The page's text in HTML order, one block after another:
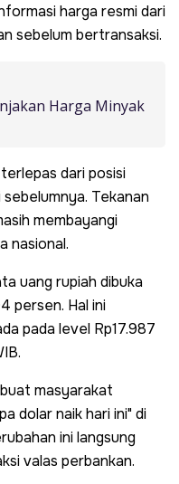
harga resmi dari
sebelum bertransaksi.
Harga Minyak
dari posisi
Tekanan
membayangi
nasional.
uang rupiah dibuka
persen. Hal ini
pada level Rp17.987
masyarakat
dolar naik hari ini" di
ini langsung
valas perbankan.